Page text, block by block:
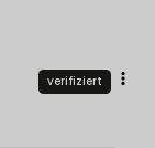
verifiziert